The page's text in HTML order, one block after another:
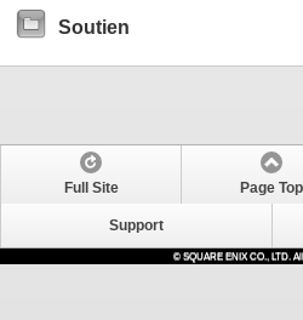
Soutien
Full Site Page Top
Support
© SQUARE ENIX CO., LTD.